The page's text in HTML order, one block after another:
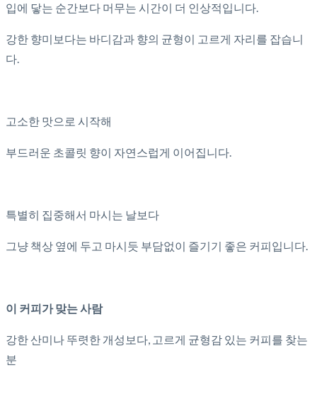
입에 닿는 순간보다 머무는 시간이 더 인상적입니다.
강한 향미보다는 바디감과 향의 균형이 고르게 자리를 잡습니
다.
고소한 맛으로 시작해
부드러운 초콜릿 향이 자연스럽게 이어집니다.
특별히 집중해서 마시는 날보다
그냥 책상 옆에 두고 마시듯 부담없이 즐기기 좋은 커피입니다.
이 커피가 맞는 사람
강한 산미나 뚜렷한 개성보다, 고르게 균형감 있는 커피를 찾는
분